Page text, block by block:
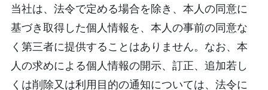
当社は、法令で定める場合を除き、本人の同意に
基づき取得した個人情報を、本人の事前の同意な
く第三者に提供することはありません。なお、本
人の求めによる個人情報の開示、訂正、追加若し
くは削除又は利用目的の通知については、法令に